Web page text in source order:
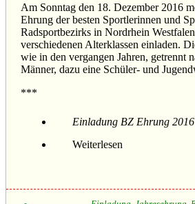
Am Sonntag den 18. Dezember 2016
Ehrung der besten Sportlerinnen und
Radsportbezirks in Nordrhein
verschiedenen Alterklassen einladen.
wie in den vergangen Jahren, getrennt
Männer, dazu eine Schüler- und
***
Einladung BZ Ehrung
Weiterlesen